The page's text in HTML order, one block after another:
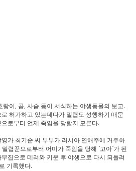
이, 곰, 사슴 등이 서식하는 야생동물의 보고.
허가하고 있는데다가 밀렵도 성행하기 때문
로부터 언제 죽임을 당할지 모른다.
가 최기순 씨 부부가 러시아 연해주에 거주하
렵꾼으로부터 어미가 죽임을 당해 `고아`가 된
집으로 데려와 키운 후 야생으로 다시 되돌려
기록했다.